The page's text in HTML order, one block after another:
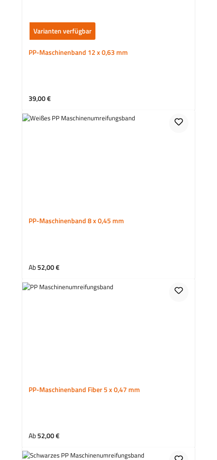
Varianten verfügbar
PP-Maschinenband 12 x 0,63 mm
Regulärer Preis:
39,00 €
PP-Maschinenband 8 x 0,45 mm
Regulärer Preis:
Ab52,00 €
PP-Maschinenband Fiber 5 x 0,47 mm
Regulärer Preis:
Ab52,00 €